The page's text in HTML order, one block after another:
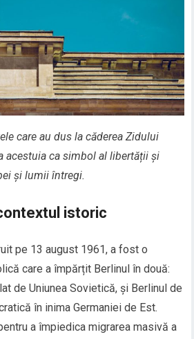
care au dus la căderea Zidului
acestuia ca simbol al libertății și
și lumii întregi.
istoric
pe 13 august 1961, a fost o
care a împărțit Berlinul în două:
de Uniunea Sovietică, și Berlinul de
în inima Germaniei de Est.
a împiedica migrarea masivă a